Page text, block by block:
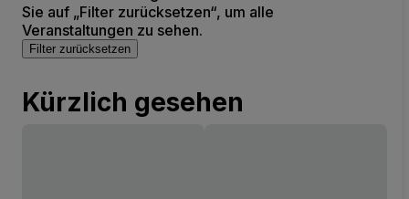
Sie auf „Filter zurücksetzen“, um alle
Veranstaltungen zu sehen.
Filter zurücksetzen
Kürzlich gesehen